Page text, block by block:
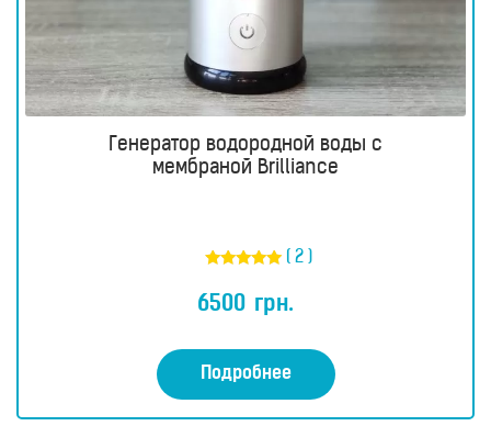
Генератор водородной воды с
мембраной Brilliance
5.00
из 5
( 2 )
6500 грн.
Подробнее